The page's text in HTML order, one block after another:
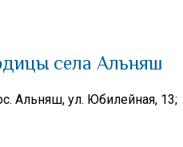
села Альняш
Альняш, ул. Юбилейная, 13;